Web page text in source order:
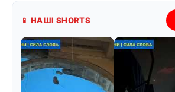
📱 НАШІ SHORTS